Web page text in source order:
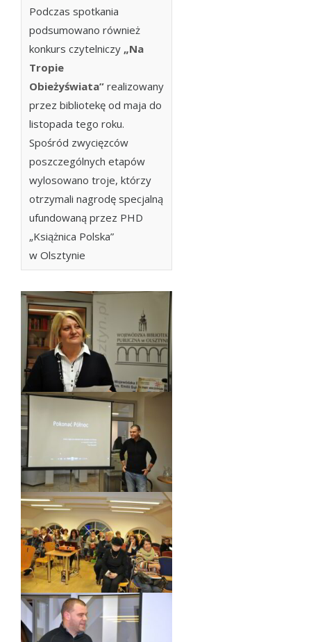
Podczas spotkania
podsumowano również
konkurs czytelniczy „Na
Tropie
Obieżyświata” realizowany
przez bibliotekę od maja do
listopada tego roku.
Spośród zwycięzców
poszczególnych etapów
wylosowano troje, którzy
otrzymali nagrodę specjalną
ufundowaną przez PHD
„Książnica Polska”
w Olsztynie